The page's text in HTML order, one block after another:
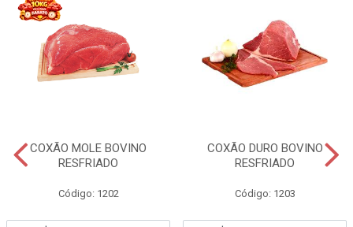
COXÃO MOLE BOVINO
RESFRIADO
Código: 1202
COXÃO DURO BOVINO
RESFRIADO
Código: 1203